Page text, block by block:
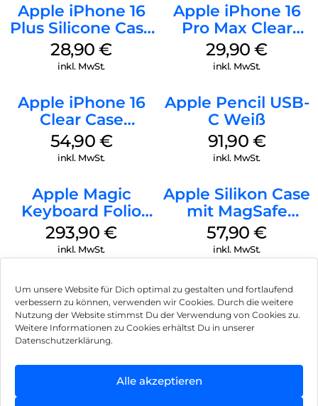
Um unsere Website für Dich optimal zu gestalten und fortlaufend
verbessern zu können, verwenden wir Cookies. Durch die weitere
Nutzung der Website stimmst Du der Verwendung von Cookies zu.
Weitere Informationen zu Cookies erhältst Du in unserer
Datenschutzerklärung.
Alle akzeptieren
Apple iPhone 16
Plus Silicone Case
MagSafe Black
28,90€
inkl. MwSt.
Apple iPhone 16
Pro Max Clear
Case MagSafe
Transparent
29,90€
inkl. MwSt.
Apple iPhone 16
Clear Case
MagSafe
Transparent
54,90 €
inkl. MwSt.
Apple Pencil USB-
C Weiß
91,90 €
inkl. MwSt.
Apple Magic
Keyboard Folio
iPad 10.9″ (10.Gen.)
Weiß
293,90€
inkl. MwSt.
Apple Silikon Case
mit MagSafe
iPhone 14 Pro
(PRODUCT)RED
57,90€
inkl. MwSt.
Impressum